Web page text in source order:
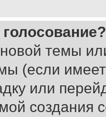
темы
(если
или
создания